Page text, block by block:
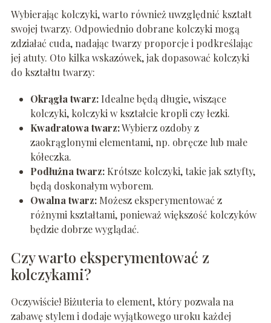
Wybierając kolczyki, warto również uwzględnić kształt
swojej twarzy. Odpowiednio dobrane kolczyki mogą
zdziałać cuda, nadając twarzy proporcje i podkreślając
jej atuty. Oto kilka wskazówek, jak dopasować kolczyki
do kształtu twarzy:
Okrągła twarz:Idealne będą długie, wiszące
kolczyki, kolczyki w kształcie kropli czy łezki.
Kwadratowa twarz:Wybierz ozdoby z
zaokrąglonymi elementami, np. obręcze lub małe
kółeczka.
Podłużna twarz:Krótsze kolczyki, takie jak sztyfty,
będą doskonałym wyborem.
Owalna twarz:Możesz eksperymentować z
różnymi kształtami, ponieważ większość kolczyków
będzie dobrze wyglądać.
Czy warto eksperymentować z
kolczykami?
Oczywiście! Biżuteria to element, który pozwala na
zabawę stylem i dodaje wyjątkowego uroku każdej